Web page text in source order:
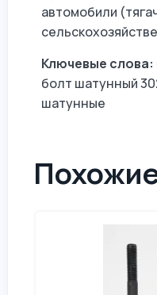
автомобили
Ключевые слова:
болт шатунный
шатунные